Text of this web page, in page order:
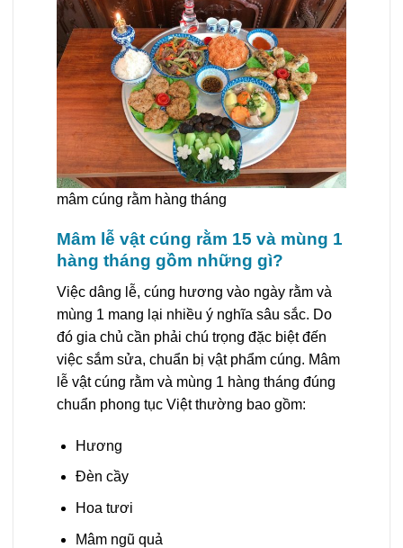
mâm cúng rằm hàng tháng
Mâm lễ vật cúng rằm 15 và mùng 1
hàng tháng gồm những gì?
Việc dâng lễ, cúng hương vào ngày rằm và
mùng 1 mang lại nhiều ý nghĩa sâu sắc. Do
đó gia chủ cần phải chú trọng đặc biệt đến
việc sắm sửa, chuẩn bị vật phẩm cúng. Mâm
lễ vật cúng rằm và mùng 1 hàng tháng đúng
chuẩn phong tục Việt thường bao gồm:
Hương
Đèn cầy
Hoa tươi
Mâm ngũ quả